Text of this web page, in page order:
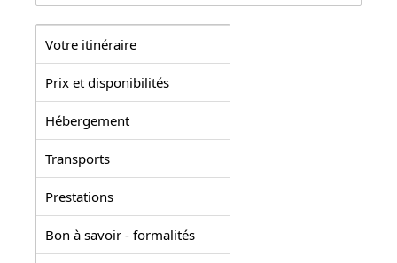
Votre itinéraire
Prix et disponibilités
Hébergement
Transports
Prestations
Bon à savoir - formalités